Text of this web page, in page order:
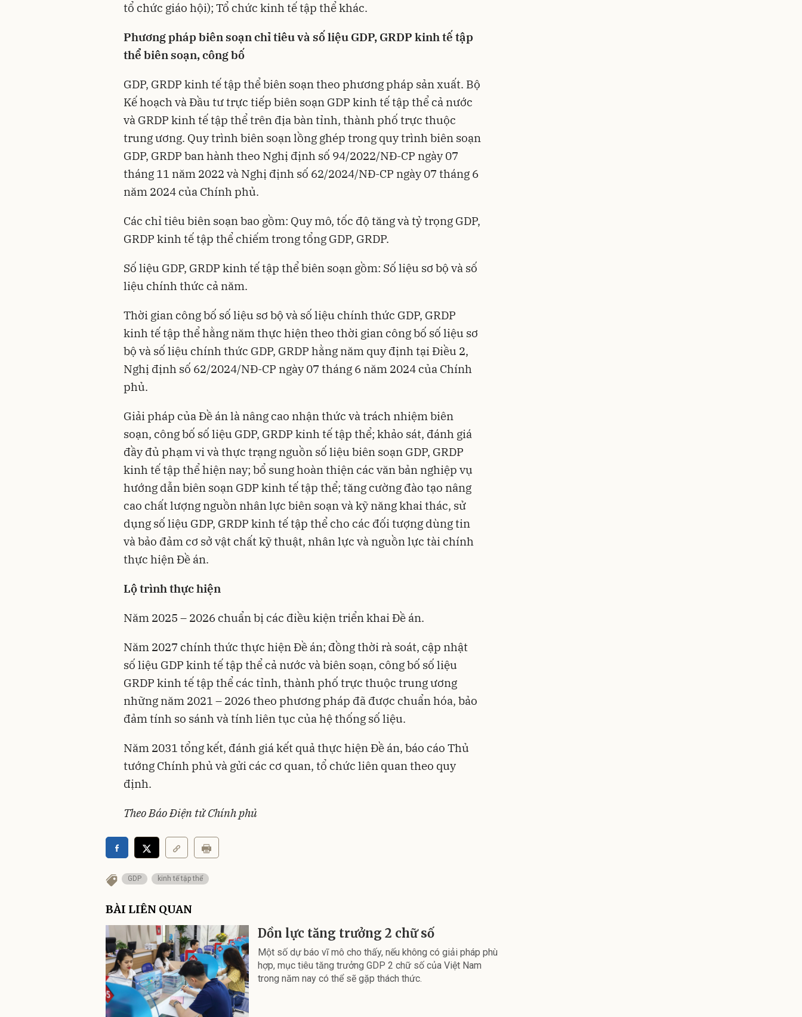
tổ chức giáo hội); Tổ chức kinh tế tập thể khác.
Phương pháp biên soạn chỉ tiêu và số liệu GDP, GRDP kinh tế tập
thể biên soạn, công bố
GDP, GRDP kinh tế tập thể biên soạn theo phương pháp sản xuất. Bộ
Kế hoạch và Đầu tư trực tiếp biên soạn GDP kinh tế tập thể cả nước
và GRDP kinh tế tập thể trên địa bàn tỉnh, thành phố trực thuộc
trung ương. Quy trình biên soạn lồng ghép trong quy trình biên soạn
GDP, GRDP ban hành theo Nghị định số 94/2022/NĐ-CP ngày 07
tháng 11 năm 2022 và Nghị định số 62/2024/NĐ-CP ngày 07 tháng 6
năm 2024 của Chính phủ.
Các chỉ tiêu biên soạn bao gồm: Quy mô, tốc độ tăng và tỷ trọng GDP,
GRDP kinh tế tập thể chiếm trong tổng GDP, GRDP.
Số liệu GDP, GRDP kinh tế tập thể biên soạn gồm: Số liệu sơ bộ và số
liệu chính thức cả năm.
Thời gian công bố số liệu sơ bộ và số liệu chính thức GDP, GRDP
kinh tế tập thể hằng năm thực hiện theo thời gian công bố số liệu sơ
bộ và số liệu chính thức GDP, GRDP hằng năm quy định tại Điều 2,
Nghị định số 62/2024/NĐ-CP ngày 07 tháng 6 năm 2024 của Chính
phủ.
Giải pháp của Đề án là nâng cao nhận thức và trách nhiệm biên
soạn, công bố số liệu GDP, GRDP kinh tế tập thể; khảo sát, đánh giá
đầy đủ phạm vi và thực trạng nguồn số liệu biên soạn GDP, GRDP
kinh tế tập thể hiện nay; bổ sung hoàn thiện các văn bản nghiệp vụ
hướng dẫn biên soạn GDP kinh tế tập thể; tăng cường đào tạo nâng
cao chất lượng nguồn nhân lực biên soạn và kỹ năng khai thác, sử
dụng số liệu GDP, GRDP kinh tế tập thể cho các đối tượng dùng tin
và bảo đảm cơ sở vật chất kỹ thuật, nhân lực và nguồn lực tài chính
thực hiện Đề án.
Lộ trình thực hiện
Năm 2025 – 2026 chuẩn bị các điều kiện triển khai Đề án.
Năm 2027 chính thức thực hiện Đề án; đồng thời rà soát, cập nhật
số liệu GDP kinh tế tập thể cả nước và biên soạn, công bố số liệu
GRDP kinh tế tập thể các tỉnh, thành phố trực thuộc trung ương
những năm 2021 – 2026 theo phương pháp đã được chuẩn hóa, bảo
đảm tính so sánh và tính liên tục của hệ thống số liệu.
Năm 2031 tổng kết, đánh giá kết quả thực hiện Đề án, báo cáo Thủ
tướng Chính phủ và gửi các cơ quan, tổ chức liên quan theo quy
định.
Theo Báo Điện tử Chính phủ
GDP kinh tế tập thể
BÀI LIÊN QUAN
Dồn lực tăng trưởng 2 chữ số
Một số dự báo vĩ mô cho thấy, nếu không có giải pháp phù
hợp, mục tiêu tăng trưởng GDP 2 chữ số của Việt Nam
trong năm nay có thể sẽ gặp thách thức.